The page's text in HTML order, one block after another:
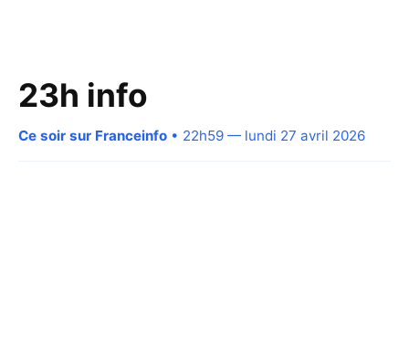
23h info
Ce soir sur Franceinfo • 22h59 — lundi 27 avril 2026